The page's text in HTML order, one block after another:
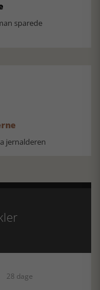
sparede
jernalderen
28 dage